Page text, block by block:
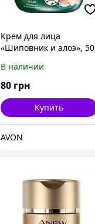
Крем для лица
«Шиповник и алоэ», 50
В наличии
80 грн
Купить
AVON